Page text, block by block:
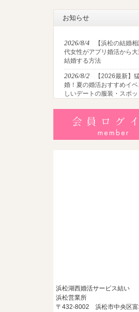
お知らせ
2026/8/4
【浜松の結婚
代女性がアプリ婚活から
結婚する方法
2026/8/2
【2026最新】
婚！夏の婚活おすすめイ
しいデートの服装・スポ
2026/7/28
【浜松】アラ
が婚活で無双する3つの戦
半・40代からの大人の成婚
浜松湖西婚活サービス結い
浜松営業所
〒432-8002 浜松市中央区